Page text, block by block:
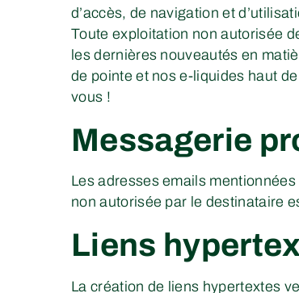
d’accès, de navigation et
Toute exploitation non autorisée
les dernières nouveautés en
de pointe et nos e-liquides haut
vous !
Messagerie
Les adresses emails
non autorisée par le destinataire
Liens
La création de liens hypertextes